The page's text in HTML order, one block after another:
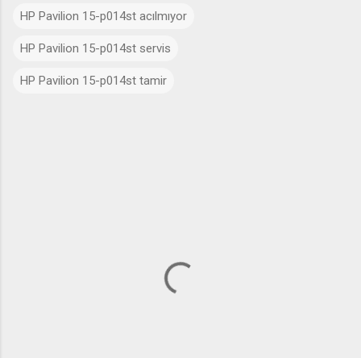
HP Pavilion 15-p014st acılmıyor
HP Pavilion 15-p014st servis
HP Pavilion 15-p014st tamir